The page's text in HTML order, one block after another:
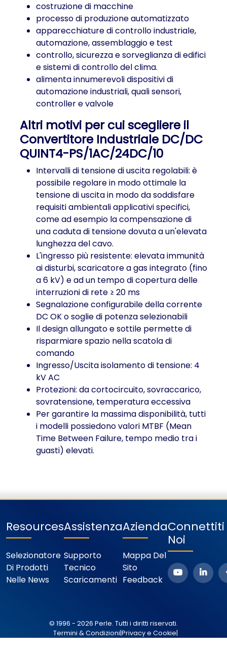
costruzione di macchine
processo di produzione automatizzato
apparecchiature di controllo industriale,
automazione, assemblaggio e test
controllo, sicurezza e sorveglianza di edifici
e sistemi di controllo del clima.
alimenta innumerevoli dispositivi di
automazione industriali, quali sensori,
controller e valvole
Altri motivi per cui scegliere il
Convertitore Industriale DC/DC
QUINT4-PS/1AC/24DC/10
Intervalli di tensione di uscita regolabili: è
possibile regolare in modo ottimale la
tensione di uscita in modo da soddisfare
requisiti ambientali applicativi specifici,
come ad esempio la compensazione di
una caduta di tensione dovuta a un'elevata
lunghezza del cavo.
L'ingresso più resistente: elevata immunità
ai disturbi, scaricatore a gas integrato (fino
a 6 kV) e ad un tempo di copertura delle
interruzioni di rete ≥ 20 ms
Segnalazione configurabile della corrente
DC OK o soglie di potenza selezionabili
Il design allungato e sottile permette di
risparmiare spazio nella scatola di
comando
Ingresso/Uscita isolamento di tensione: 4
kV AC
Protezioni: da cortocircuito, sovraccarico,
sovratensione, temperatura eccessiva
Per garantire la massima disponibilità, tutti
i modelli possiedono valori MTBF (Mean
Time Between Failure, tempo medio tra i
guasti) elevati.
Resources
Selezionatore
Di Prodotti
Nelle News
Assistenza
Supporto
Tecnico
Scaricamenti
Azienda
Mappa Del
Sito
Feedback
Connettiti
Noi
© 1996 - 2026 Perle. Tutti i diritti riservati.
Termini & Condizioni|Privacy e Cookie|